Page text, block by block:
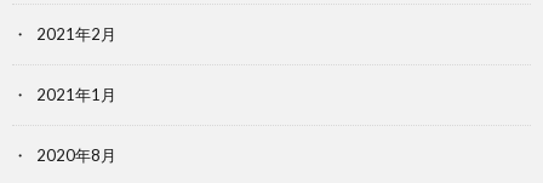
2021年2月
2021年1月
2020年8月